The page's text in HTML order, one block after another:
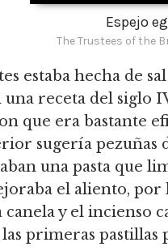
Espejo
The Trustees of the
estaba hecha de
una receta del siglo
que era bastante
sugería pezuñas
una pasta que
el aliento,
canela y el incienso
primeras pastillas